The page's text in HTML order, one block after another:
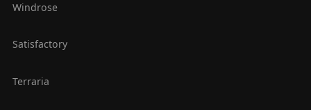
Windrose
Satisfactory
Terraria